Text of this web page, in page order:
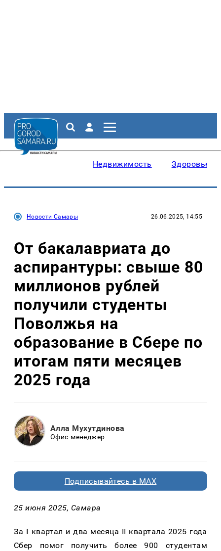
Недвижимость Здоровье
Новости Самары 26.06.2025, 14:55
От бакалавриата до
аспирантуры: свыше 80
миллионов рублей
получили студенты
Поволжья на
образование в Сбере по
итогам пяти месяцев
2025 года
Алла Мухутдинова
Офис-менеджер
Подписывайтесь в MAX
25 июня 2025, Самара
За I квартал и два месяца II квартала 2025 года
Сбер помог получить более 900 студентам